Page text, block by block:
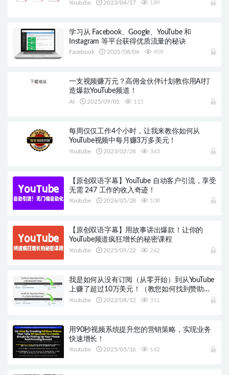
Youtube 2023/04/17 189
学习从 Facebook、Google、YouTube 和
Instagram 等平台获得优质流量的秘诀
Facebook 2021/08/06 458
一支视频赚万元？高佣金伙伴计划教你用AI打
造爆款YouTube频道！
AI 2025/09/01 115
每周仅仅工作4个小时，让我来教你如何从
YouTube视频中每月赚3万多美元！
Youtube 2023/02/24 343
【原创双语字幕】YouTube 自动客户引流，享受
无需 247 工作的收入奇迹！
Youtube 2026/05/28 108
【原创双语字幕】用故事讲出爆款！让你的
YouTube频道疯狂增长的秘密课程
Youtube 2025/09/22 262
我是如何从没有订阅（从零开始）到从YouTube
上赚了超过10万美元！（教您如何找到赞助商
和协商赞助视频的技巧）
Youtube 2022/08/12 311
用90秒视频系统提升您的营销策略，实现业务
快速增长！
Youtube 2025/05/16 142